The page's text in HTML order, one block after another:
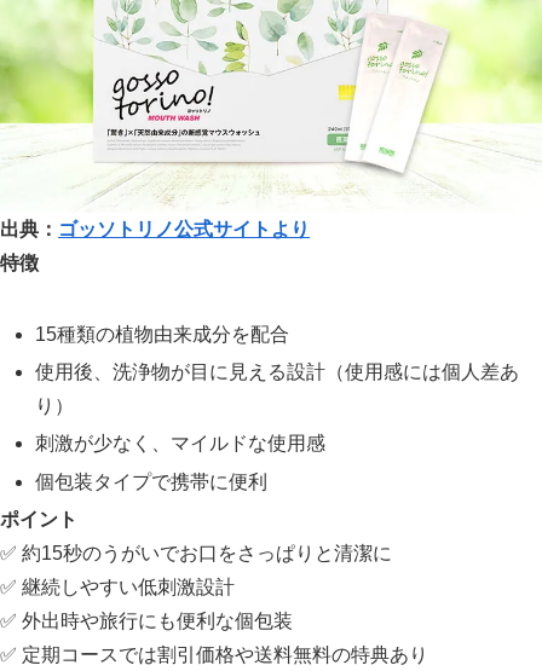
出典： ゴッソトリノ公式サイトより
特徴
15種類の植物由来成分を配合
使用後、洗浄物が目に見える設計（使用感には個人差あ
り）
刺激が少なく、マイルドな使用感
個包装タイプで携帯に便利
ポイント
✅ 約15秒のうがいでお口をさっぱりと清潔に
✅ 継続しやすい低刺激設計
✅ 外出時や旅行にも便利な個包装
✅ 定期コースでは割引価格や送料無料の特典あり